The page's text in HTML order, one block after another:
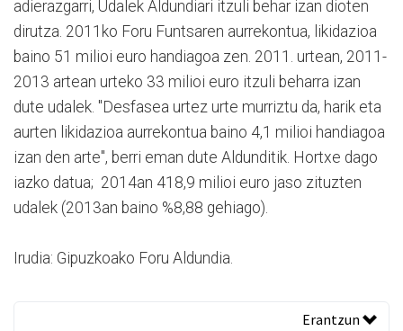
adierazgarri, Udalek Aldundiari itzuli behar izan dioten
dirutza. 2011ko Foru Funtsaren aurrekontua, likidazioa
baino 51 milioi euro handiagoa zen. 2011. urtean, 2011-
2013 artean urteko 33 milioi euro itzuli beharra izan
dute udalek. "Desfasea urtez urte murriztu da, harik eta
aurten likidazioa aurrekontua baino 4,1 milioi handiagoa
izan den arte", berri eman dute Aldunditik. Hortxe dago
iazko datua; 2014an 418,9 milioi euro jaso zituzten
udalek (2013an baino %8,88 gehiago).
Irudia: Gipuzkoako Foru Aldundia.
Erantzun